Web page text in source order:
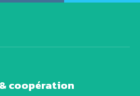
coopération